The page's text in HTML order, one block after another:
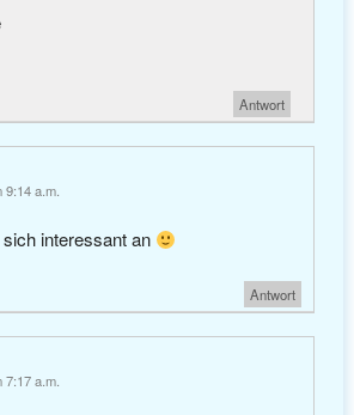
Antwort
a.m.
interessant an
Antwort
a.m.